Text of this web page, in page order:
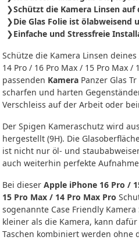
Schützt die Kamera Linsen auf
Die Glas Folie ist ölabweisend
Einfache und Stressfreie
Schütze die Kamera Linsen
14 Pro / 16 Pro Max / 15 Pro Max /
passenden Kamera Panzer Glas
scharfen und harten
Verschleiss auf der Arbeit oder
Der Spigen Kameraschutz wird
hergestellt (9H). Die
ist nicht nur öl- und
auch weiterhin perfekte
Bei dieser Apple iPhone 16 Pro /
15 Pro Max / 14 Pro Max Pro
sogenannte Case Friendly
kleiner als die Kamera, kann
Taschen kombiniert werden ohne